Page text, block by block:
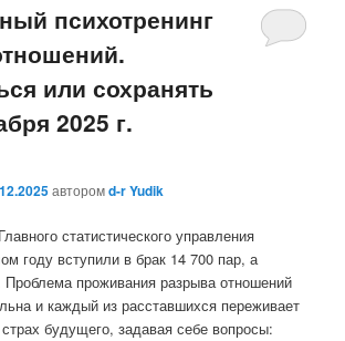
психотренинг
или сохранять
2025 г.
авторомd-r Yudik
статистического управления
году вступили в брак 14 700 пар, а
Проблема проживания разрыва отношений
и каждый из расставшихся переживает
будущего, задавая себе вопросы: